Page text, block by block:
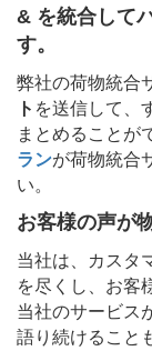
& を統合して
す。
弊社の荷物統合
ト を送信して、
まとめることが
ランが荷物統合
い。
お客様の声が
当社は、カスタ
を尽くし、お客
当社のサービス
語り続けること